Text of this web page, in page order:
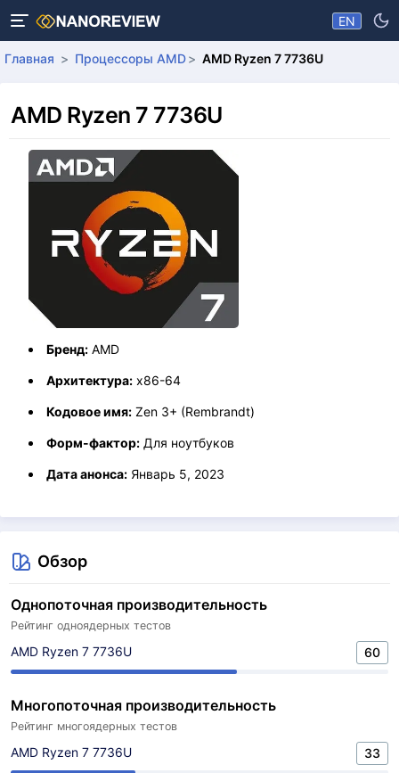
EN
Главная Процессоры AMD AMD Ryzen 7 7736U
AMD Ryzen 7 7736U
Бренд: AMD
Архитектура: x86-64
Кодовое имя: Zen 3+ (Rembrandt)
Форм-фактор: Для ноутбуков
Дата анонса: Январь 5, 2023
Обзор
Однопоточная производительность
Рейтинг одноядерных тестов
AMD Ryzen 7 7736U 60
Многопоточная производительность
Рейтинг многоядерных тестов
AMD Ryzen 7 7736U 33